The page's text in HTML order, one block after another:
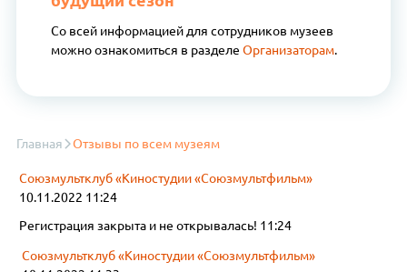
Со всей информацией для сотрудников музеев
можно ознакомиться в разделе Организаторам.
Главная Отзывы по всем музеям
Союзмультклуб «Киностудии «Союзмультфильм»
10.11.2022 11:24
Регистрация закрыта и не открывалась! 11:24
Союзмультклуб «Киностудии «Союзмультфильм»